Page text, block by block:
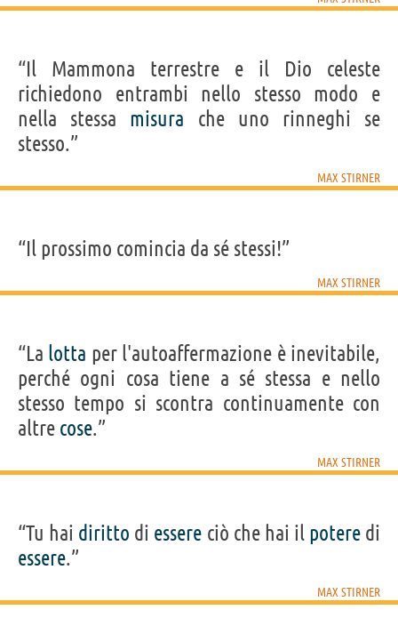
“Il Mammona terrestre e il Dio celeste
richiedono entrambi nello stesso modo e
nella stessa misura che uno rinneghi se
stesso.”
MAX STIRNER
“Il prossimo comincia da sé stessi!”
MAX STIRNER
“La lotta per l'autoaffermazione è inevitabile,
perché ogni cosa tiene a sé stessa e nello
stesso tempo si scontra continuamente con
altre cose.”
MAX STIRNER
“Tu hai diritto di essere ciò che hai il poteredi
essere.”
MAX STIRNER